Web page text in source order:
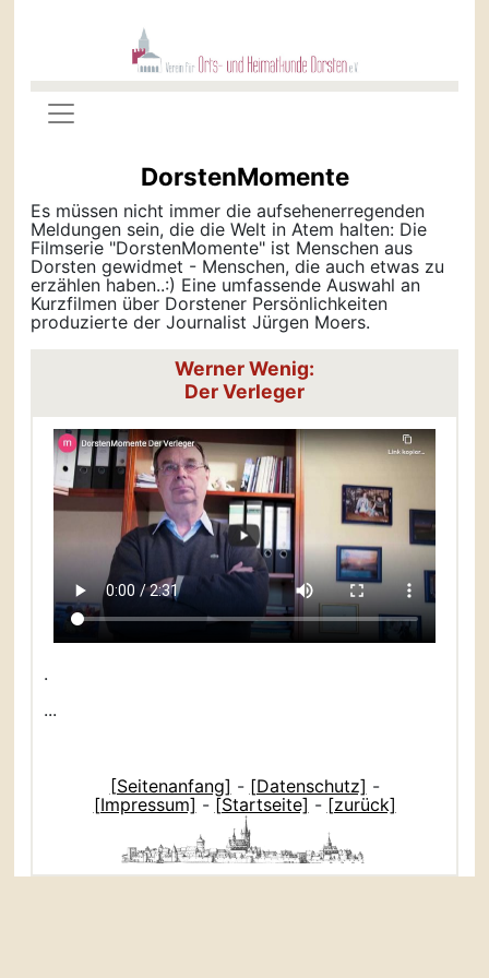
DorstenMomente
Es müssen nicht immer die aufsehenerregenden
Meldungen sein, die die Welt in Atem halten: Die
Filmserie "DorstenMomente" ist Menschen aus
Dorsten gewidmet - Menschen, die auch etwas zu
erzählen haben..:) Eine umfassende Auswahl an
Kurzfilmen über Dorstener Persönlichkeiten
produzierte der Journalist Jürgen Moers.
Werner Wenig:
Der Verleger
.
...
[Seitenanfang] - [Datenschutz] -
[Impressum] - [Startseite] - [zurück]